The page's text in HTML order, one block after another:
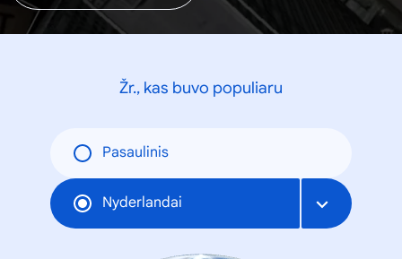
Žr., kas buvo populiaru
Pasaulinis
Nyderlandai